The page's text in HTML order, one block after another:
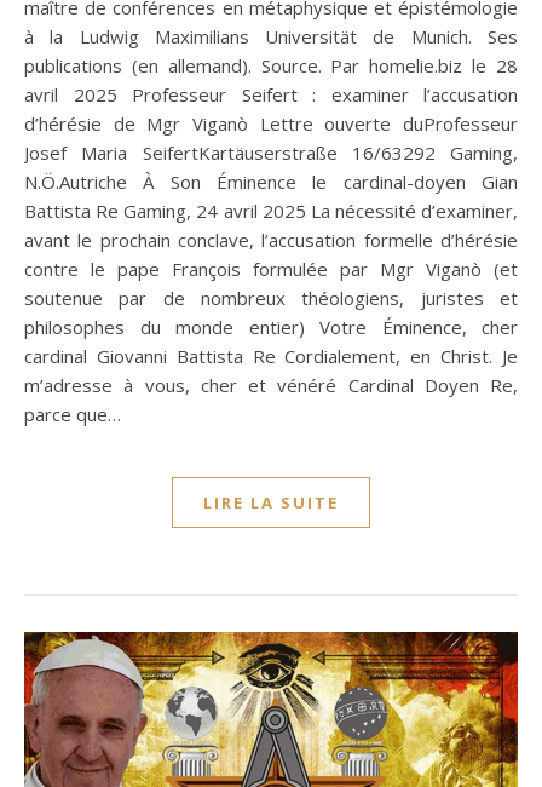
maître de conférences en métaphysique et épistémologie
à la Ludwig Maximilians Universität de Munich. Ses
publications (en allemand). Source. Par homelie.biz le 28
avril 2025 Professeur Seifert : examiner l’accusation
d’hérésie de Mgr Viganò Lettre ouverte duProfesseur
Josef Maria SeifertKartäuserstraße 16/63292 Gaming,
N.Ö.Autriche À Son Éminence le cardinal-doyen Gian
Battista Re Gaming, 24 avril 2025 La nécessité d’examiner,
avant le prochain conclave, l’accusation formelle d’hérésie
contre le pape François formulée par Mgr Viganò (et
soutenue par de nombreux théologiens, juristes et
philosophes du monde entier) Votre Éminence, cher
cardinal Giovanni Battista Re Cordialement, en Christ. Je
m’adresse à vous, cher et vénéré Cardinal Doyen Re,
parce que…
LIRE LA SUITE